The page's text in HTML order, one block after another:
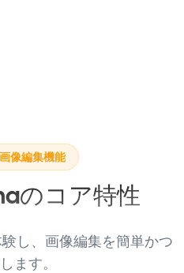
像編集機能
のコア特性
し、画像編集を簡単かつ
ます。